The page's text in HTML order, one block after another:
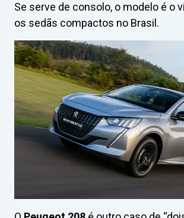
Se serve de consolo, o modelo é o
os sedãs compactos no Brasil.